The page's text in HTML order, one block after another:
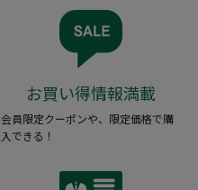
お買い得情報満載
会員限定クーポンや、限定価格で購
入できる！